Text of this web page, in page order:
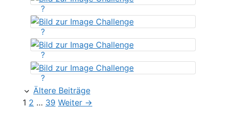
?
?
?
?
Ältere Beiträge
Seite
1 Seite
2 … Seite
39 Weiter →